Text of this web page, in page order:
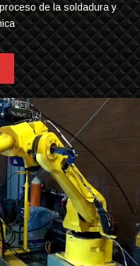
de la soldadura y